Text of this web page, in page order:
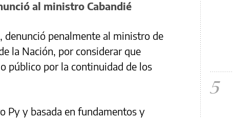
al ministro Cabandié
denunció penalmente al ministro de
la Nación, por considerar que
público por la continuidad de los
Py y basada en fundamentos y
5